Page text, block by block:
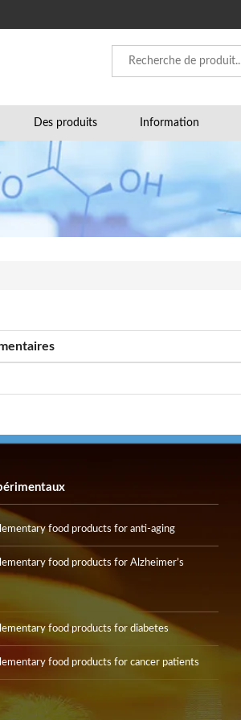
Des produits Information
food products for anti-aging
food products for Alzheimer’s
food products for diabetes
food products for cancer patients